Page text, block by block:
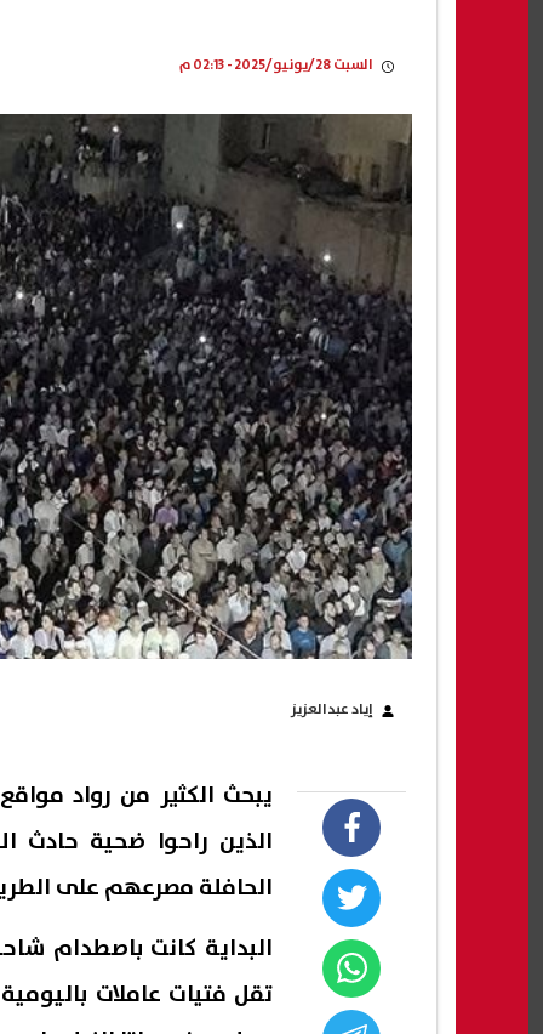
السبت 28/يونيو/2025 - 02:13 م
إياد عبدالعزيز
يبحث الكثير من رواد
الحافلة مصرعهم على
البداية كانت باصطدام
تقل فتيات عاملات